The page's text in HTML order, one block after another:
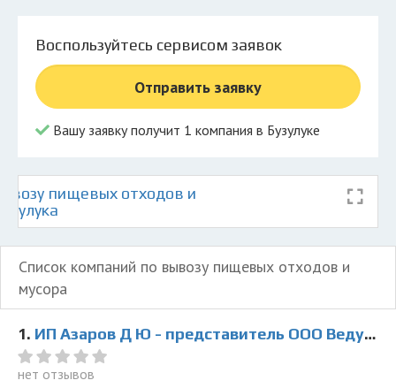
© 2026 Все права защищены
Воспользуйтесь сервисом заявок
Отправить заявку
Вашу заявку получит 1 компания в Бузулуке
пищевых отходов и
Список компаний по вывозу пищевых отходов и
мусора
1. ИП Азаров Д Ю - представитель ООО Ведущая Утилизирующая Компания
нет отзывов